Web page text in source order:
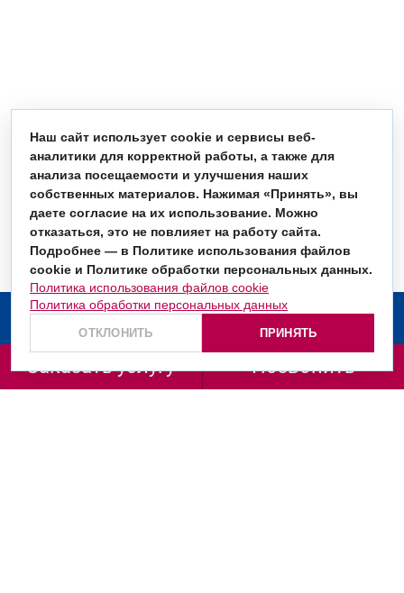
Заказать услугу Позвонить
О компании
Наш сайт использует cookie и сервисы веб-
аналитики для корректной работы, а также для
анализа посещаемости и улучшения наших
собственных материалов. Нажимая «Принять», вы
даете согласие на их использование. Можно
отказаться, это не повлияет на работу сайта.
Подробнее — в Политике использования файлов
cookie и Политике обработки персональных данных.
Политика использования файлов cookie
Политика обработки персональных данных
ОТКЛОНИТЬ ПРИНЯТЬ